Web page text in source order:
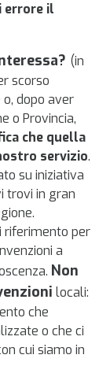
errore il
(in
scorso
dopo aver
o Provincia,
che quella
servizio.
su iniziativa
trovi in gran
riferimento per
a
Non
locali:
che
o che ci
cui siamo in